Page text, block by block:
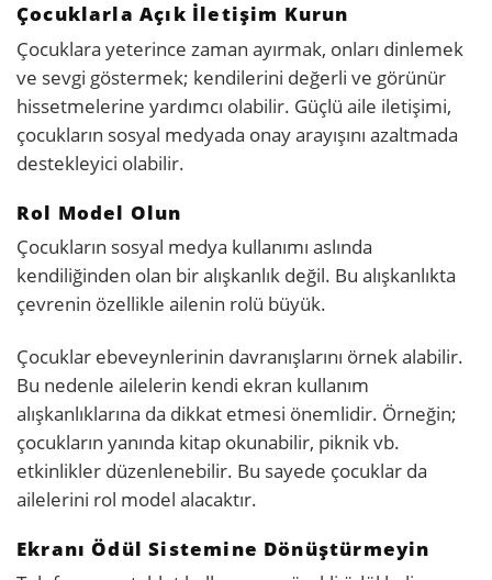
Çocuklarla Açık İletişim Kurun
Çocuklara yeterince zaman ayırmak, onları dinlemek
ve sevgi göstermek; kendilerini değerli ve görünür
hissetmelerine yardımcı olabilir. Güçlü aile iletişimi,
çocukların sosyal medyada onay arayışını azaltmada
destekleyici olabilir.
Rol Model Olun
Çocukların sosyal medya kullanımı aslında
kendiliğinden olan bir alışkanlık değil. Bu alışkanlıkta
çevrenin özellikle ailenin rolü büyük.
Çocuklar ebeveynlerinin davranışlarını örnek alabilir.
Bu nedenle ailelerin kendi ekran kullanım
alışkanlıklarına da dikkat etmesi önemlidir. Örneğin;
çocukların yanında kitap okunabilir, piknik vb.
etkinlikler düzenlenebilir. Bu sayede çocuklar da
ailelerini rol model alacaktır.
Ekranı Ödül Sistemine Dönüştürmeyin